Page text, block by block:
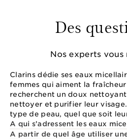
Des
Nos experts vous
Clarins dédie ses eaux
femmes qui aiment la fraîcheur
recherchent un doux
nettoyer et purifier leur
type de peau, quel que soit
A qui s’adressent les eaux
A partir de quel âge utiliser